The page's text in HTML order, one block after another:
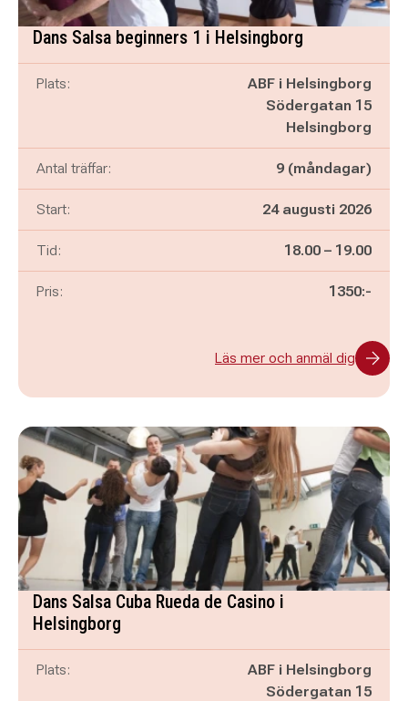
Dans Salsa beginners 1 i Helsingborg
Plats:
ABF i Helsingborg
Södergatan 15
Helsingborg
Antal träffar: 9 (måndagar)
Start: 24 augusti 2026
Tid: Pågår mellan
18.00 – och
19.00
Pris: 1350:-
Läs mer och anmäl dig
Dans Salsa Cuba Rueda de Casino i
Helsingborg
Plats:
ABF i Helsingborg
Södergatan 15